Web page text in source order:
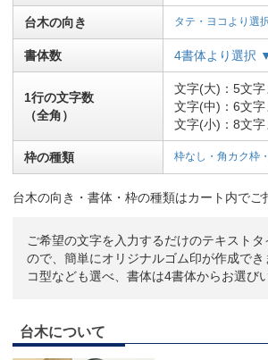
台木の向き タテ・ヨコより選
書体数 4書体より選択
1行の文字数
（全角）
文字(大)：5文字
文字(中)：6文字
文字(小)：8文字
枠の種類 枠なし・角カク枠
台木の向き・書体・枠の種類はカート内でご
ご希望の文字を入力するだけのテキスト
ので、簡単にオリジナルゴム印が作成でき
コ型なども選べ、書体は4書体からお選び
台木について